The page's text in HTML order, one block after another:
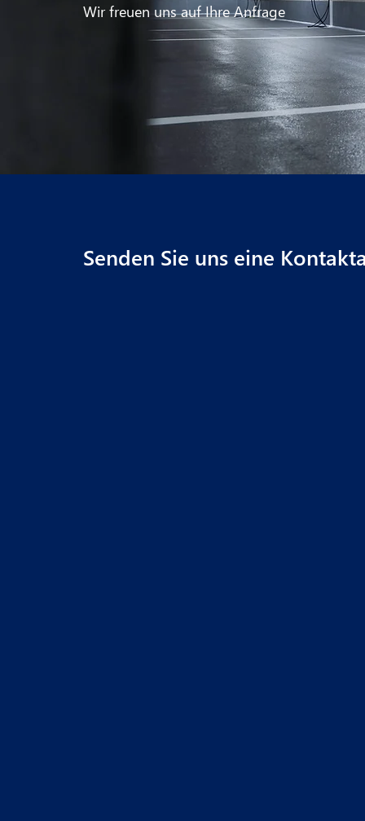
Wir freuen uns auf Ihre Anfrage
Senden Sie uns eine